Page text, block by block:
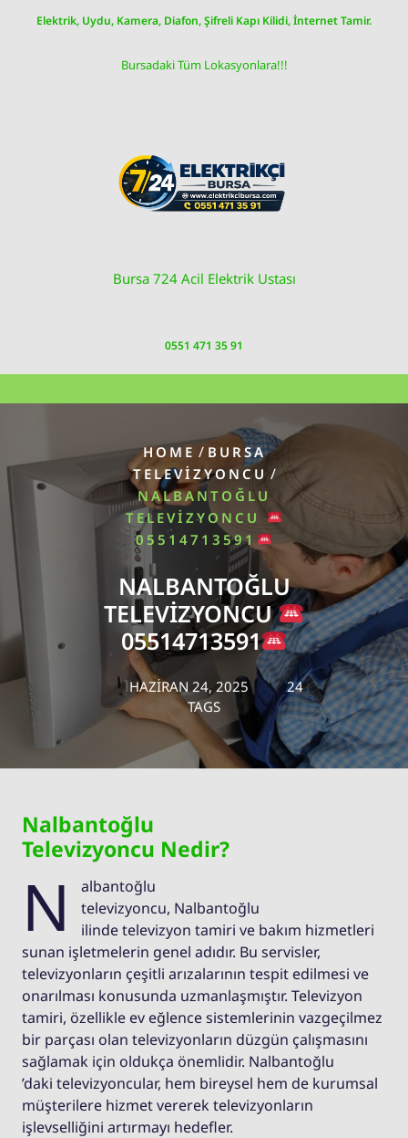
Elektrik, Uydu, Kamera, Diafon, Şifreli Kapı Kilidi, İnternet Tamir.
Bursadaki Tüm Lokasyonlara!!!
Bursa 724 Acil Elektrik Ustası
0551 471 35 91
HOME / BURSA
TELEVIZYONCU /
NALBANTOĞLU
TELEVIZYONCU
05514713591
NALBANTOĞLU
TELEVIZYONCU
05514713591
HAZIRAN 24, 2025
24
TAGS
Nalbantoğlu
Televizyoncu Nedir?
N
albantoğlu
televizyoncu, Nalbantoğlu
ilinde televizyon tamiri ve bakım hizmetleri
sunan işletmelerin genel adıdır. Bu servisler,
televizyonların çeşitli arızalarının tespit edilmesi ve
onarılması konusunda uzmanlaşmıştır. Televizyon
tamiri, özellikle ev eğlence sistemlerinin vazgeçilmez
bir parçası olan televizyonların düzgün çalışmasını
sağlamak için oldukça önemlidir. Nalbantoğlu
’daki televizyoncular, hem bireysel hem de kurumsal
müşterilere hizmet vererek televizyonların
işlevselliğini artırmayı hedefler.